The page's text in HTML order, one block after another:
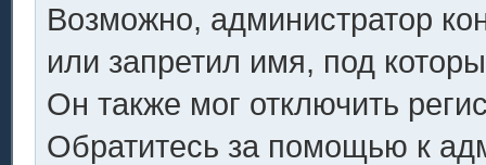
Возможно, администратор
или запретил имя, под
Он также мог отключить
Обратитесь за помощью к